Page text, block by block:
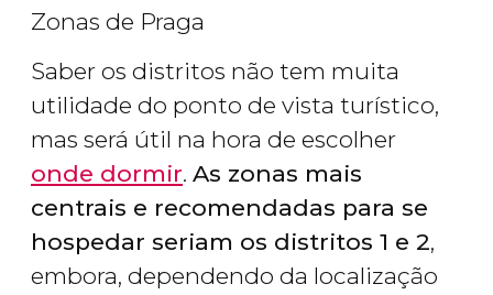
Zonas de Praga
Saber os distritos não tem muita
utilidade do ponto de vista turístico,
mas será útil na hora de escolher
onde dormir. As zonas mais
centrais e recomendadas para se
hospedar seriam os distritos 1 e 2,
embora, dependendo da localização